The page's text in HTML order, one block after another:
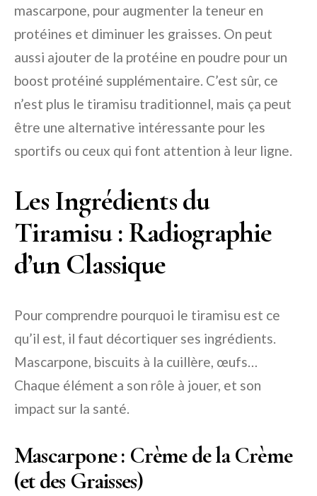
mascarpone, pour augmenter la teneur en
protéines et diminuer les graisses. On peut
aussi ajouter de la protéine en poudre pour un
boost protéiné supplémentaire. C’est sûr, ce
n’est plus le tiramisu traditionnel, mais ça peut
être une alternative intéressante pour les
sportifs ou ceux qui font attention à leur ligne.
Les Ingrédients du
Tiramisu : Radiographie
d’un Classique
Pour comprendre pourquoi le tiramisu est ce
qu’il est, il faut décortiquer ses ingrédients.
Mascarpone, biscuits à la cuillère, œufs…
Chaque élément a son rôle à jouer, et son
impact sur la santé.
Mascarpone : Crème de la Crème
(et des Graisses)